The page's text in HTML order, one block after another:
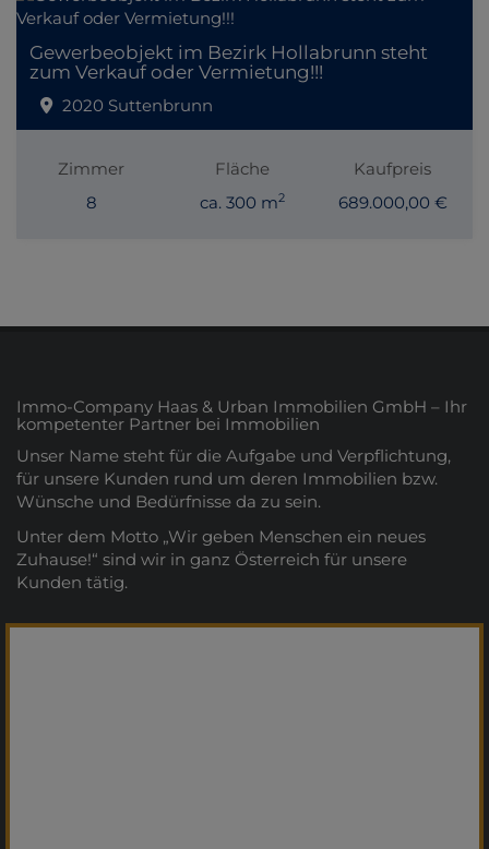
Gewerbeobjekt im Bezirk Hollabrunn steht
zum Verkauf oder Vermietung!!!
2020 Suttenbrunn
Zimmer
8
Fläche
ca. 300 m2
Kaufpreis
689.000,00 €
Immo-Company Haas & Urban Immobilien GmbH – Ihr
kompetenter Partner bei Immobilien
Unser Name steht für die Aufgabe und Verpflichtung,
für unsere Kunden rund um deren Immobilien bzw.
Wünsche und Bedürfnisse da zu sein.
Unter dem Motto „Wir geben Menschen ein neues
Zuhause!“ sind wir in ganz Österreich für unsere
Kunden tätig.